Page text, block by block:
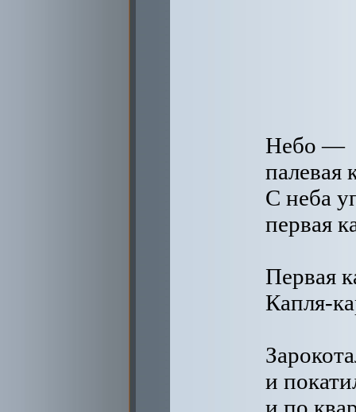
Небо —
палевая
С неба
первая
Первая
Капля-
и